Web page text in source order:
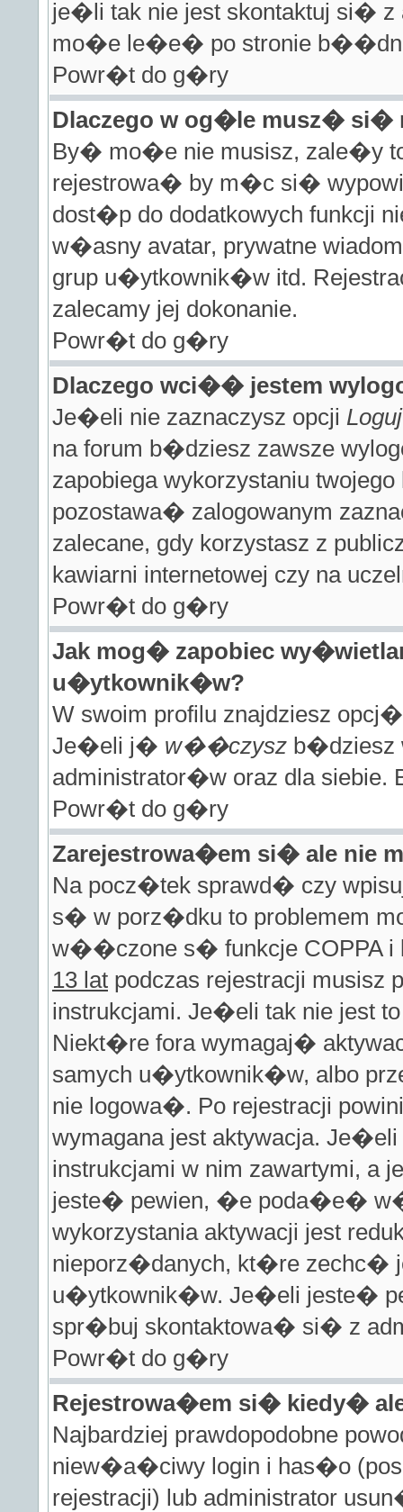
je�li tak nie jest skontaktuj si� z
mo�e le�e� po stronie
Powr�t do g�ry
Dlaczego w og�le musz� si�
By� mo�e nie musisz, zale�y
rejestrowa� by m�c si�
dost�p do dodatkowych funkcji
w�asny avatar, prywatne
grup u�ytkownik�w itd.
zalecamy jej dokonanie.
Powr�t do g�ry
Dlaczego wci�� jestem
Je�eli nie zaznaczysz opcji
na forum b�dziesz zawsze
zapobiega wykorzystaniu
pozostawa� zalogowanym
zalecane, gdy korzystasz z
kawiarni internetowej czy na
Powr�t do g�ry
Jak mog� zapobiec
u�ytkownik�w?
W swoim profilu znajdziesz
Je�eli j� w��czysz b�dziesz
administrator�w oraz dla
Powr�t do g�ry
Zarejestrowa�em si� ale nie
Na pocz�tek sprawd� czy
s� w porz�dku to problemem
w��czone s� funkcje
13 lat podczas rejestracji
instrukcjami. Je�eli tak nie jest
Niekt�re fora wymagaj�
samych u�ytkownik�w, albo
nie logowa�. Po rejestracji
wymagana jest aktywacja.
instrukcjami w nim zawartymi,
jeste� pewien, �e poda�e�
wykorzystania aktywacji jest
nieporz�danych, kt�re
u�ytkownik�w. Je�eli jeste�
spr�buj skontaktowa� si� z
Powr�t do g�ry
Rejestrowa�em si� kiedy�
Najbardziej prawdopodobne
niew�a�ciwy login i has�o
rejestracji) lub administrator